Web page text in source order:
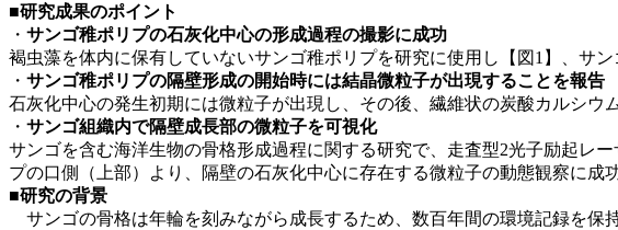
■研究成果のポイント
・ サンゴ稚ポリプの石灰化中心の形成過程の撮影に成功
褐虫藻を体内に保有していないサンゴ稚ポリプを研究に使用し【図1】、サ
・ サンゴ稚ポリプの隔壁形成の開始時には結晶微粒子が出現することを報告
石灰化中心の発生初期には微粒子が出現し、その後、繊維状の炭酸カルシウ
・ サンゴ組織内で隔壁成長部の微粒子を可視化
サンゴを含む海洋生物の骨格形成過程に関する研究で、走査型2光子励起レ
プの口側（上部）より、隔壁の石灰化中心に存在する微粒子の動態観察に成
■研究の背景
サンゴの骨格は年輪を刻みながら成長するため、数百年間の環境記録を保